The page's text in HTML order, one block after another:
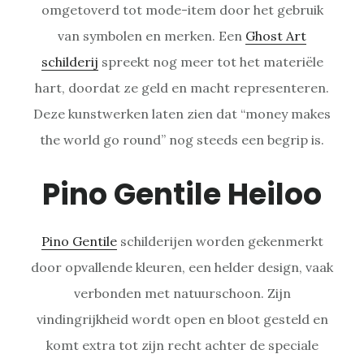
omgetoverd tot mode-item door het gebruik
van symbolen en merken. Een Ghost Art
schilderij spreekt nog meer tot het materiële
hart, doordat ze geld en macht representeren.
Deze kunstwerken laten zien dat “money makes
the world go round” nog steeds een begrip is.
Pino Gentile Heiloo
Pino Gentileschilderijen worden gekenmerkt
door opvallende kleuren, een helder design, vaak
verbonden met natuurschoon. Zijn
vindingrijkheid wordt open en bloot gesteld en
komt extra tot zijn recht achter de speciale